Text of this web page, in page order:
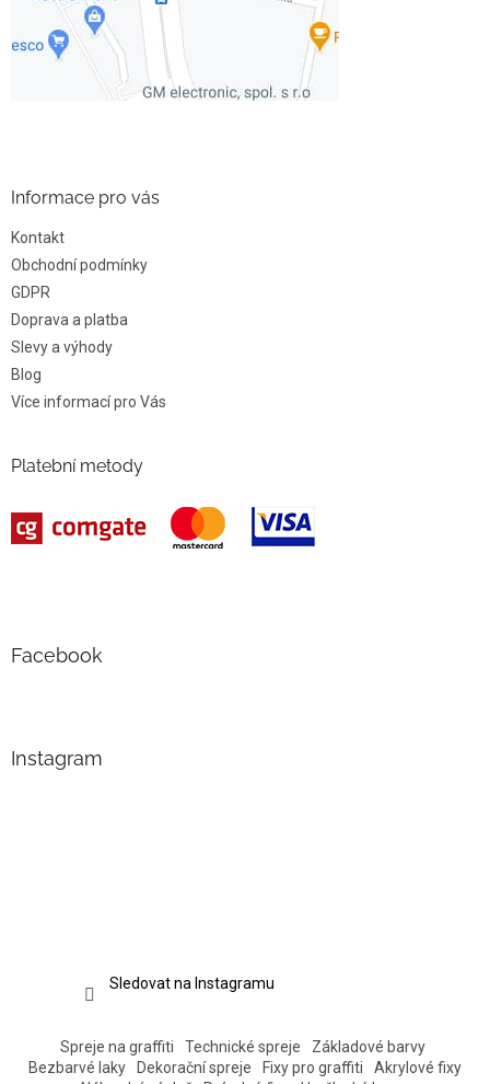
Informace pro vás
Kontakt
Obchodní podmínky
GDPR
Doprava a platba
Slevy a výhody
Blog
Více informací pro Vás
Platební metody
Facebook
Instagram
Sledovat na Instagramu
Spreje na graffiti Technické spreje
Základové barvy
Bezbarvé laky
Dekorační spreje Fixy pro graffiti
Akrylové fixy